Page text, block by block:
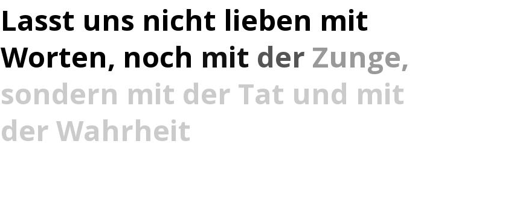
Lasst uns nicht lieben mit
Worten, noch mit der Zunge,
sondern mit der Tat und mit
der Wahrheit